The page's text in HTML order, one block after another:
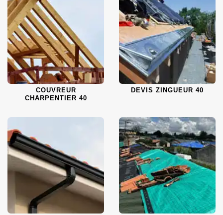
COUVREUR
CHARPENTIER 40
DEVIS ZINGUEUR 40